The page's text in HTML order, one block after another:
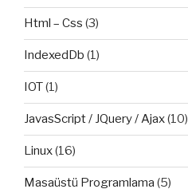
Html – Css (3)
IndexedDb (1)
IOT(1)
JavasScript / JQuery / Ajax(10)
Linux(16)
Masaüstü Programlama (5)